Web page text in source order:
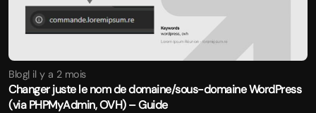
Blog| il y a 2 mois
Changer juste le nom de domaine/sous-domaine WordPress
(via PHPMyAdmin, OVH) – Guide